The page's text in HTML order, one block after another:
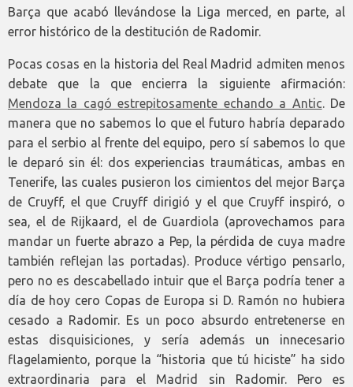
Barça que acabó llevándose la Liga merced, en parte, al
error histórico de la destitución de Radomir.
Pocas cosas en la historia del Real Madrid admiten menos
debate que la que encierra la siguiente afirmación:
Mendoza la cagó estrepitosamente echando a Antic. De
manera que no sabemos lo que el futuro habría deparado
para el serbio al frente del equipo, pero sí sabemos lo que
le deparó sin él: dos experiencias traumáticas, ambas en
Tenerife, las cuales pusieron los cimientos del mejor Barça
de Cruyff, el que Cruyff dirigió y el que Cruyff inspiró, o
sea, el de Rijkaard, el de Guardiola (aprovechamos para
mandar un fuerte abrazo a Pep, la pérdida de cuya madre
también reflejan las portadas). Produce vértigo pensarlo,
pero no es descabellado intuir que el Barça podría tener a
día de hoy cero Copas de Europa si D. Ramón no hubiera
cesado a Radomir. Es un poco absurdo entretenerse en
estas disquisiciones, y sería además un innecesario
flagelamiento, porque la “historia que tú hiciste” ha sido
extraordinaria para el Madrid sin Radomir. Pero es